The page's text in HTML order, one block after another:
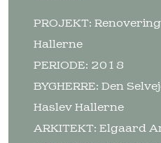
PROJEKT:
Hallerne
PERIODE: 2018
BYGHERRE: Den
Haslev Hallerne
ARKITEKT: Elgaard